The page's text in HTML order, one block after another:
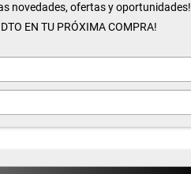
novedades, ofertas y oportunidades!
DTO EN TU PRÓXIMA COMPRA!